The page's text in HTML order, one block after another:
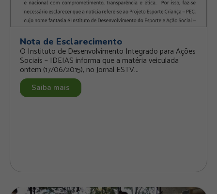
Nota de Esclarecimento
O Instituto de Desenvolvimento Integrado para Ações
Sociais – IDEIAS informa que a matéria veiculada
ontem (17/06/2015), no Jornal ESTV...
Saiba mais